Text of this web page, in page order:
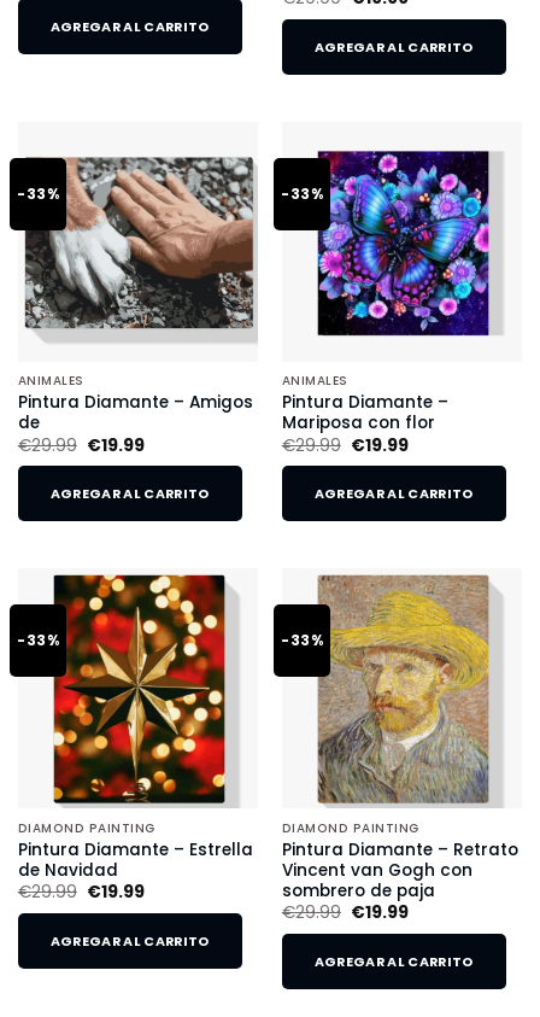
AGREGAR AL CARRITO
AGREGAR AL CARRITO
-33%
ANIMALES
Pintura Diamante – Amigos
de
€29.99 €19.99
AGREGAR AL CARRITO
-33%
ANIMALES
Pintura Diamante –
Mariposa con flor
€29.99 €19.99
AGREGAR AL CARRITO
-33%
DIAMOND PAINTING
Pintura Diamante – Estrella
de Navidad
€29.99 €19.99
AGREGAR AL CARRITO
-33%
DIAMOND PAINTING
Pintura Diamante – Retrato
Vincent van Gogh con
sombrero de paja
€29.99 €19.99
AGREGAR AL CARRITO